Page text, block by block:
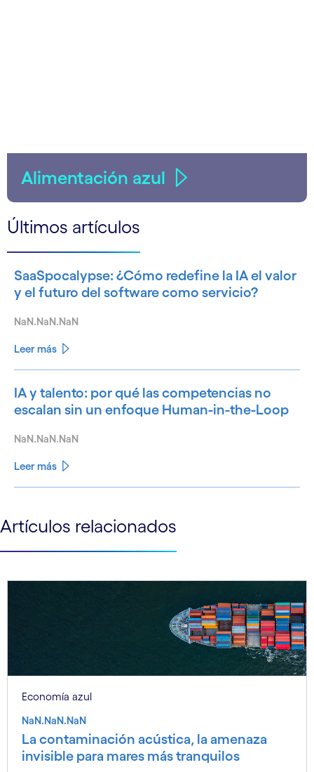
Alimentación azul
Últimos artículos
SaaSpocalypse: ¿Cómo redefine la IA el valor
y el futuro del software como servicio?
NaN.NaN.NaN
Leer más
IA y talento: por qué las competencias no
escalan sin un enfoque Human-in-the-Loop
NaN.NaN.NaN
Leer más
See more See less
Artículos relacionados
Economía azul
NaN.NaN.NaN
La contaminación acústica, la amenaza
invisible para mares más tranquilos